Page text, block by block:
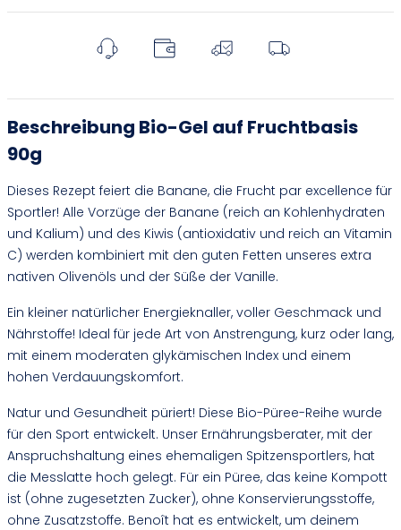
Beschreibung Bio-Gel auf Fruchtbasis
90g
Dieses Rezept feiert die Banane, die Frucht par excellence für
Sportler! Alle Vorzüge der Banane (reich an Kohlenhydraten
und Kalium) und des Kiwis (antioxidativ und reich an Vitamin
C) werden kombiniert mit den guten Fetten unseres extra
nativen Olivenöls und der Süße der Vanille.
Ein kleiner natürlicher Energieknaller, voller Geschmack und
Nährstoffe! Ideal für jede Art von Anstrengung, kurz oder lang,
mit einem moderaten glykämischen Index und einem
hohen Verdauungskomfort.
Natur und Gesundheit püriert! Diese Bio-Püree-Reihe wurde
für den Sport entwickelt. Unser Ernährungsberater, mit der
Anspruchshaltung eines ehemaligen Spitzensportlers, hat
die Messlatte hoch gelegt. Für ein Püree, das keine Kompott
ist (ohne zugesetzten Zucker), ohne Konservierungsstoffe,
ohne Zusatzstoffe. Benoît hat es entwickelt, um deinem